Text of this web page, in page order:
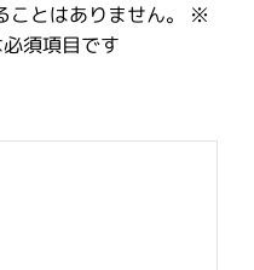
とはありません。
※
須項目です